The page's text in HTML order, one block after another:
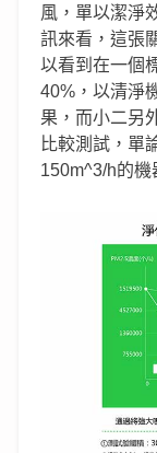
風，單以潔淨
訊來看，這張
以看到在一個
40%，以清淨
果，而小二另
比較測試，單
150m^3/h的機